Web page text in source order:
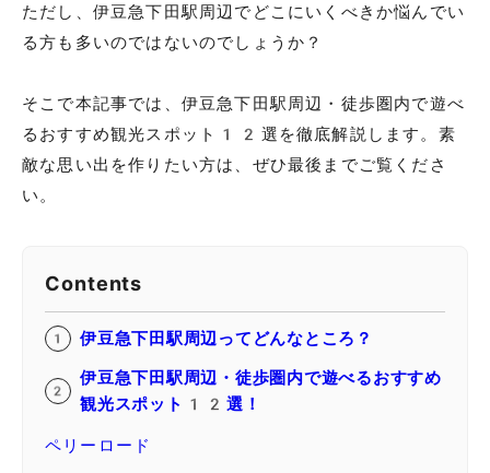
ただし、伊豆急下田駅周辺でどこにいくべきか悩んでい
る方も多いのではないのでしょうか？
そこで本記事では、伊豆急下田駅周辺・徒歩圏内で遊べ
るおすすめ観光スポット12選を徹底解説します。素
敵な思い出を作りたい方は、ぜひ最後までご覧くださ
い。
Contents
伊豆急下田駅周辺ってどんなところ？
伊豆急下田駅周辺・徒歩圏内で遊べるおすすめ
観光スポット12選！
ペリーロード